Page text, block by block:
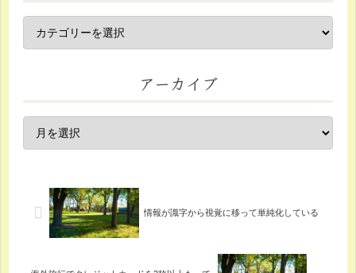
アーカイブ
情報が識字から視覚に移って単純化している